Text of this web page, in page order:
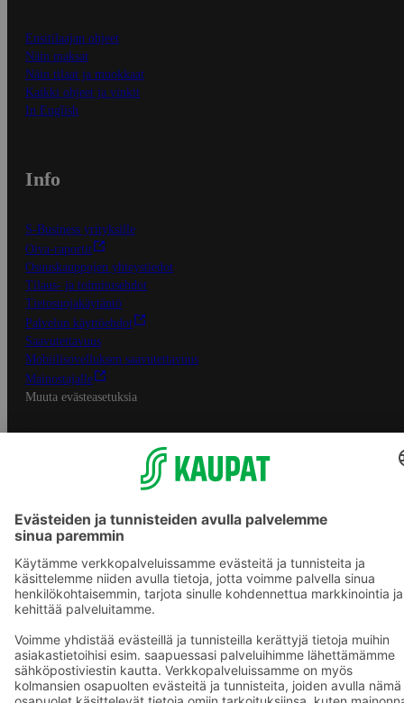
Ensitilaajan ohjeet
Näin maksat
Näin tilaat ja muokkaat
Kaikki ohjeet ja vinkit
In English
Info
S-Business yrityksille
Oiva-raportit
Osuuskauppojen yhteystiedot
Tilaus- ja toimitusehdot
Tietosuojakäytäntö
Palvelun käyttöehdot
Saavutettavuus
Mobiilisovelluksen saavutettavuus
Mainostajalle
Muuta evästeasetuksia
S-ryhmän palvelut
S-ryhmä
Asiakasomistajuus
Yhteishyvä Ruoka -sovellus
S-ostoslista -sovellus
Prisma.fi
Sokos.fi
S-Pankki
Yhteishyvä
Sokos Hotels
Raflaamo